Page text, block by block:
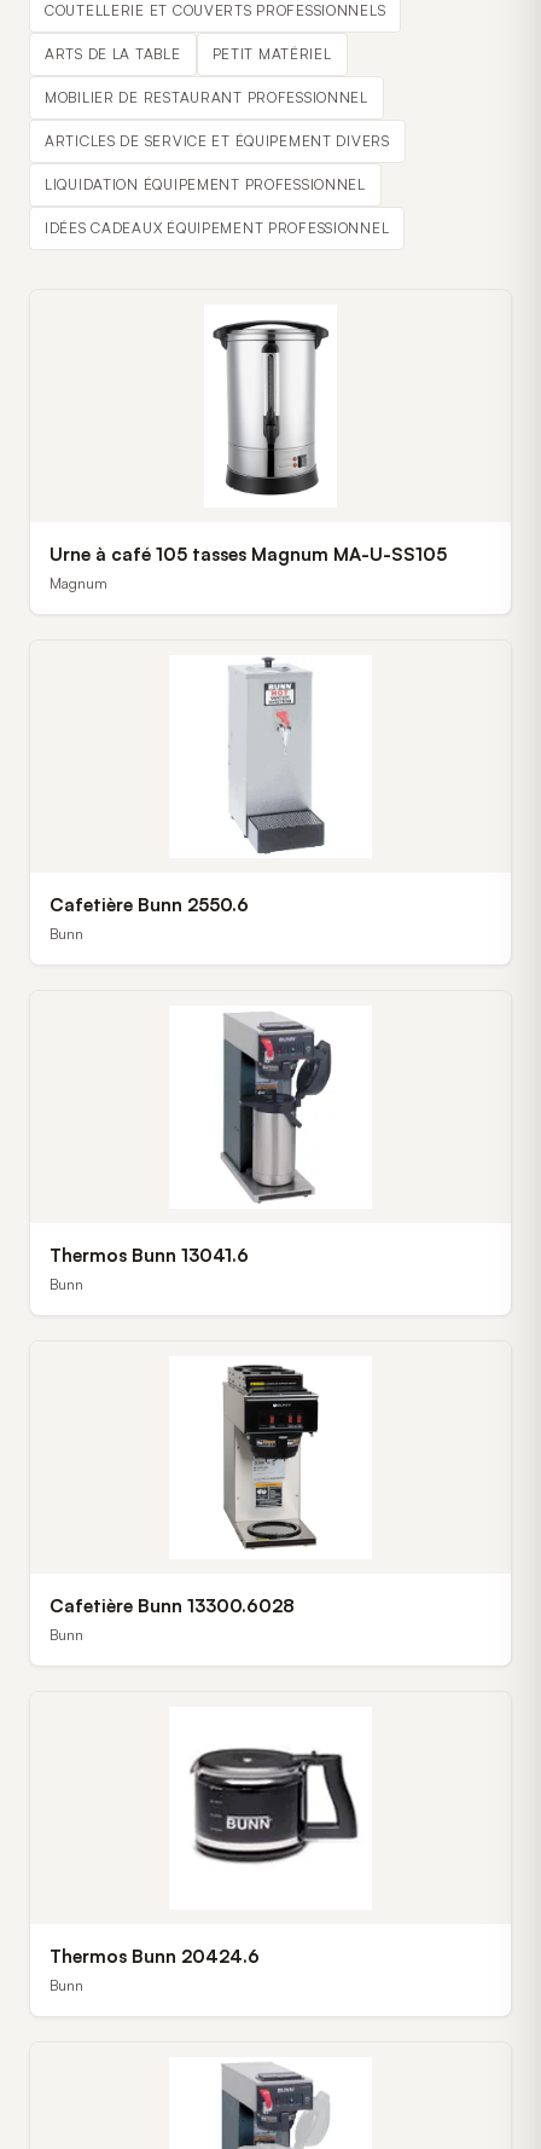
COUTELLERIE ET COUVERTS PROFESSIONNELS
ARTS DE LA TABLE PETIT MATÉRIEL
MOBILIER DE RESTAURANT PROFESSIONNEL
ARTICLES DE SERVICE ET ÉQUIPEMENT DIVERS
LIQUIDATION ÉQUIPEMENT PROFESSIONNEL
IDÉES CADEAUX ÉQUIPEMENT PROFESSIONNEL
Urne à café 105 tasses Magnum MA-U-SS105
Magnum
Cafetière Bunn 2550.6
Bunn
Thermos Bunn 13041.6
Bunn
Cafetière Bunn 13300.6028
Bunn
Thermos Bunn 20424.6
Bunn